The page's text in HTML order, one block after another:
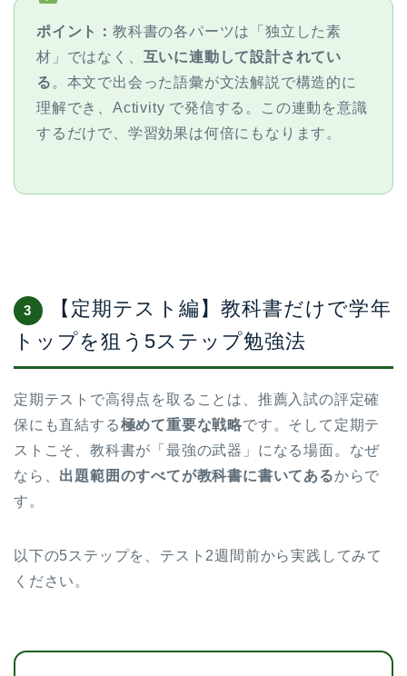
ポイント： 教科書の各パーツは「独立した素
材」ではなく、 互いに連動して設計されてい
る 。本文で出会った語彙が文法解説で構造的に
理解でき、Activity で発信する。この連動を意識
するだけで、学習効果は何倍にもなります。
3
【定期テスト編】教科書だけで学年
トップを狙う5ステップ勉強法
定期テストで高得点を取ることは、推薦入試の評定確
保にも直結する極めて重要な戦略です。そして定期テ
ストこそ、教科書が「最強の武器」になる場面。なぜ
なら、 出題範囲のすべてが教科書に書いてあるからで
す。
以下の5ステップを、テスト2週間前から実践してみて
ください。